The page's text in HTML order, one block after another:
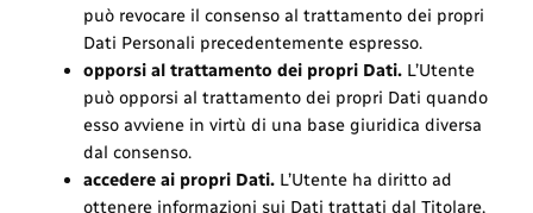
può revocare il consenso al trattamento dei propri
Dati Personali precedentemente espresso.
opporsi al trattamento dei propri Dati. L’Utente
può opporsi al trattamento dei propri Dati quando
esso avviene in virtù di una base giuridica diversa
dal consenso.
accedere ai propri Dati. L’Utente ha diritto ad
ottenere informazioni sui Dati trattati dal Titolare,